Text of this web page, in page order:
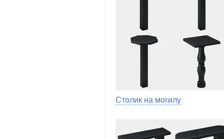
Столик на могилу